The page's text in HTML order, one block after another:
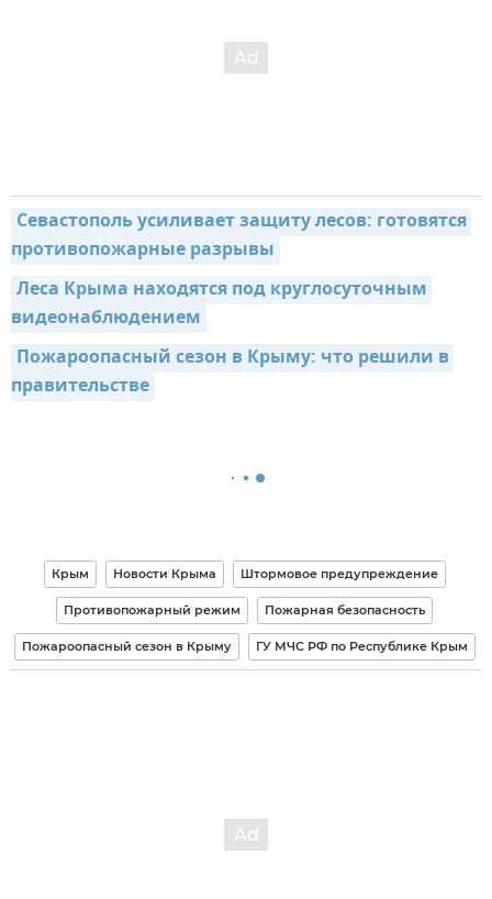
Севастополь усиливает защиту лесов: готовятся
противопожарные разрывы
Леса Крыма находятся под круглосуточным
видеонаблюдением
Пожароопасный сезон в Крыму: что решили в
правительстве
Крым Новости Крыма Штормовое предупреждение
Противопожарный режим Пожарная безопасность
Пожароопасный сезон в Крыму ГУ МЧС РФ по Республике Крым